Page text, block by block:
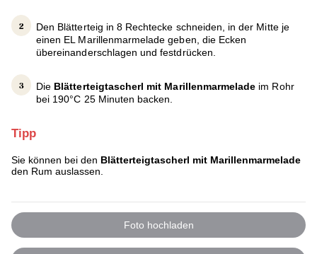
Den Blätterteig in 8 Rechtecke schneiden, in der Mitte je
einen EL Marillenmarmelade geben, die Ecken
übereinanderschlagen und festdrücken.
Die Blätterteigtascherl mit Marillenmarmelade im Rohr
bei 190°C 25 Minuten backen.
Tipp
Sie können bei den Blätterteigtascherl mit Marillenmarmelade
den Rum auslassen.
Foto hochladen